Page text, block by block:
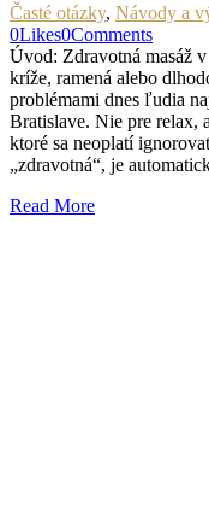
Časté otázky, Návody a
0Likes0Comments
Úvod: Zdravotná masáž
kríže, ramená alebo
problémami dnes ľudia
Bratislave. Nie pre relax,
ktoré sa neoplatí
„zdravotná“, je
Read More